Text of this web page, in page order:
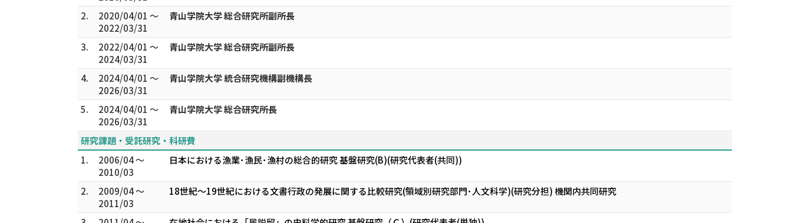
2.
2020/04/01 ～
2022/03/31
青山学院大学 総合研究所副所長
3.
2022/04/01 ～
2024/03/31
青山学院大学 総合研究所副所長
4.
2024/04/01 ～
2026/03/31
青山学院大学 統合研究機構副機構長
5.
2024/04/01 ～
2026/03/31
青山学院大学 総合研究所長
研究課題・受託研究・科研費
1.
2006/04 ～
2010/03
日本における漁業･漁民･漁村の総合的研究 基盤研究(B)(研究代表者(共同))
2.
2009/04 ～
2011/03
18世紀～19世紀における文書行政の発展に関する比較研究(領域別研究部門･人文科学)(研究分担) 機関内共同研究